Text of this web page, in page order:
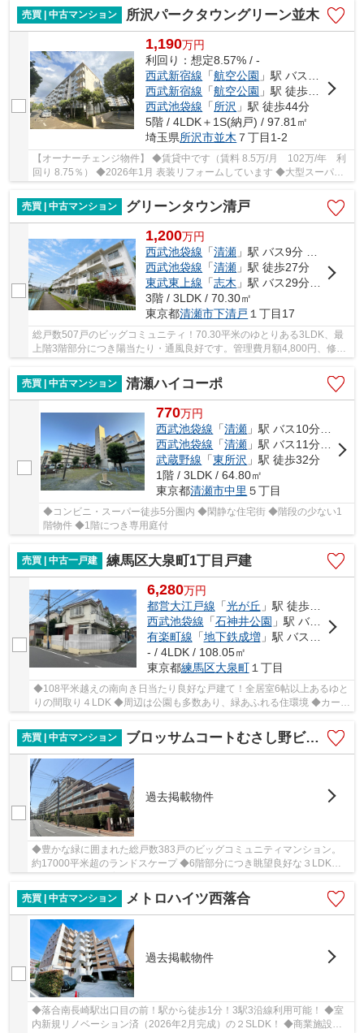
売買 | 中古マンション
所沢パークタウングリーン並木
1,190万円
利回り：想定8.57% / -
西武新宿線 「航空公園 」駅 バス8分 「並木通り団地入口」 停歩3分
西武新宿線 「航空公園 」駅 徒歩28分
西武池袋線 「所沢 」駅 徒歩44分
5階 / 4LDK＋1S(納戸) / 97.81㎡
埼玉県所沢市並木 ７丁目1-2
【オーナーチェンジ物件】 ◆賃貸中です（賃料 8.5万/月 102万/年 利
回り 8.75％） ◆2026年1月 表装リフォームしています ◆大型スーパー
や小学校近くです ◆公団分譲の325戸の大型マン...
売買 | 中古マンション
グリーンタウン清戸
1,200万円
西武池袋線 「清瀬 」駅 バス9分 「グリーンタウン清戸」 停歩4分
西武池袋線 「清瀬 」駅 徒歩27分
東武東上線 「志木 」駅 バス29分 「グリーンタウン清戸」 停歩4分
3階 / 3LDK / 70.30㎡
東京都清瀬市下清戸 １丁目17
総戸数507戸のビッグコミュニティ！70.30平米のゆとりある3LDK、最
上階3階部分につき陽当たり・通風良好です。管理費月額4,800円、修繕
売買 | 中古マンション
清瀬ハイコーポ
770万円
西武池袋線 「清瀬 」駅 バス10分 「台田」 停歩1分
西武池袋線 「清瀬 」駅 バス11分 「下清戸二丁目」 停歩7分
武蔵野線 「東所沢 」駅 徒歩32分
1階 / 3LDK / 64.80㎡
東京都清瀬市中里 ５丁目
◆コンビニ・スーパー徒歩5分圏内 ◆閑静な住宅街 ◆階段の少ない1
階物件 ◆1階につき専用庭付
売買 | 中古一戸建 練馬区大泉町1丁目戸建
6,280万円
都営大江戸線 「光が丘 」駅 徒歩27分
西武池袋線 「石神井公園 」駅 バス18分 「土支田二丁目」 停歩3分
有楽町線 「地下鉄成増」駅 バス10分 「土支田二丁目」 停歩3分
- / 4LDK / 108.05㎡
東京都練馬区大泉町１丁目
◆108平米越えの南向き日当たり良好な戸建て！全居室6帖以上あるゆと
りの間取り４LDK ◆周辺は公園も多数あり、緑あふれる住環境 ◆カース
売買 | 中古マンション
ブロッサムコートむさし野ビュー・ウイング
過去掲載物件
◆豊かな緑に囲まれた総戸数383戸のビッグコミュニティマンション。
約17000平米超のランドスケープ ◆6階部分につき眺望良好な３LDK。
売買 | 中古マンション
メトロハイツ西落合
過去掲載物件
◆落合南長崎駅出口目の前！駅から徒歩1分！3駅3沿線利用可能！ ◆室
内新規リノベーション済（2026年2月完成）の２SLDK！ ◆商業施設